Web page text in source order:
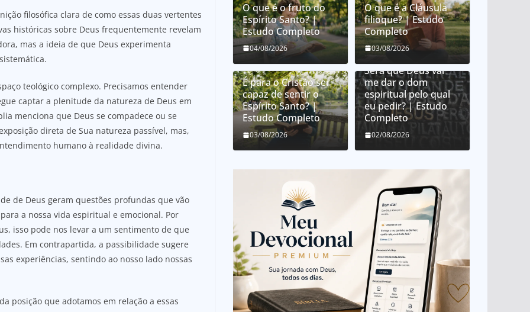
filosófica clara de como essas duas vertentes
históricas sobre Deus frequentemente revelam
mas a ideia de que Deus experimenta
teológico complexo. Precisamos entender
captar a plenitude da natureza de Deus em
menciona que Deus se compadece ou se
direta de Sua natureza passível, mas,
humano à realidade divina.
de Deus geram questões profundas que vão
a nossa vida espiritual e emocional. Por
isso pode nos levar a um sentimento de que
Em contrapartida, a passibilidade sugere
experiências, sentindo ao nosso lado nossas
posição que adotamos em relação a essas
O que é o fruto do
Espírito Santo? |
Estudo Completo
04/08/2026
O que é a Cláusula
filioque? | Estudo
Completo
03/08/2026
É para o Cristão ser
capaz de sentir o
Espírito Santo? |
Estudo Completo
03/08/2026
Como Deus distribui
Será que Deus vai
me dar o dom
espiritual pelo qual
eu pedir? | Estudo
Completo
02/08/2026